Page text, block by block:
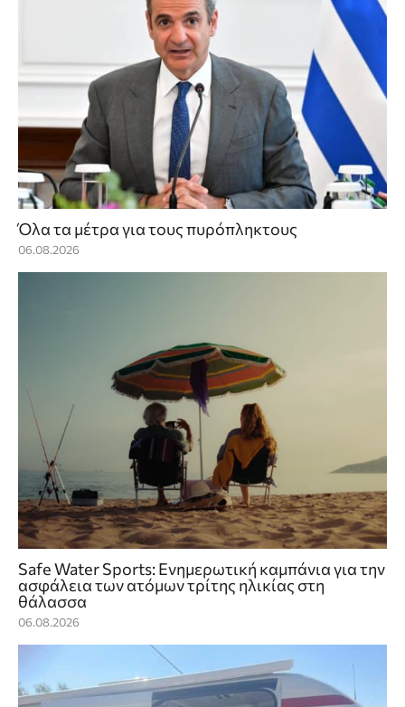
Όλα τα μέτρα για τους πυρόπληκτους
06.08.2026
Safe Water Sports: Eνημερωτική καμπάνια για την
ασφάλεια των ατόμων τρίτης ηλικίας στη
θάλασσα
06.08.2026